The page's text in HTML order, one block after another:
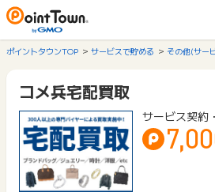
ポイントタウンTOP サービスで貯める その他(サー
コメ兵宅配買取
サービス契約